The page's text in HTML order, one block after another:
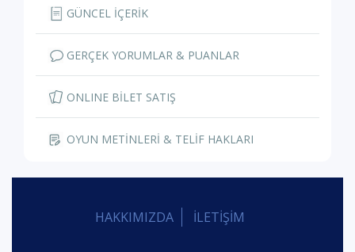
GÜNCEL İÇERİK
GERÇEK YORUMLAR & PUANLAR
ONLINE BİLET SATIŞ
OYUN METİNLERİ & TELİF HAKLARI
HAKKIMIZDA İLETİŞİM